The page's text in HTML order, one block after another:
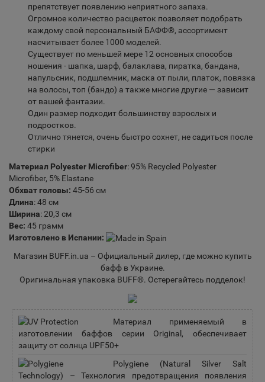
препятствует появлению неприятного запаха.
Огромное количество расцветок позволяет подобрать
каждому свой персональный БАФФ®, ассортимент
насчитывает более 1000 моделей.
Существует по меньшей мере 12 основных способов
ношения - шапка, шарф, балаклава, пиратка, бандана,
напульсник, подшлемник, маска от пыли, платок, повязка
на волосы, топ (бандо) а также многие другие — зависит
от вашей фантазии.
Один размер подходит большинству взрослых и
подростков.
Отлично тянется, очень быстро сохнет, не садиться после
стирки
Материал Polyester Microfiber: 95% Recycled Polyester
Microfiber, 5% Elastane
Обхват головы: 45-56 см
Длина: 48 см
Ширина: 20,3 см
Вес: 45 грамм
Изготовлено в Испании:
Магазин BUFF.in.ua – Официальный дилер, где можно купить
бафф в Украине.
Оригинальная упаковка BUFF®. Остерегайтесь подделок!
Материал применяемый в
изготовлении баффов серии Original, обеспечивает
защиту от солнца UPF50+
Polygiene (Natural Silver Salt
Technology) – Технология предотвращения появления